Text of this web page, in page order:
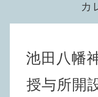
カ
池田八
授与所開